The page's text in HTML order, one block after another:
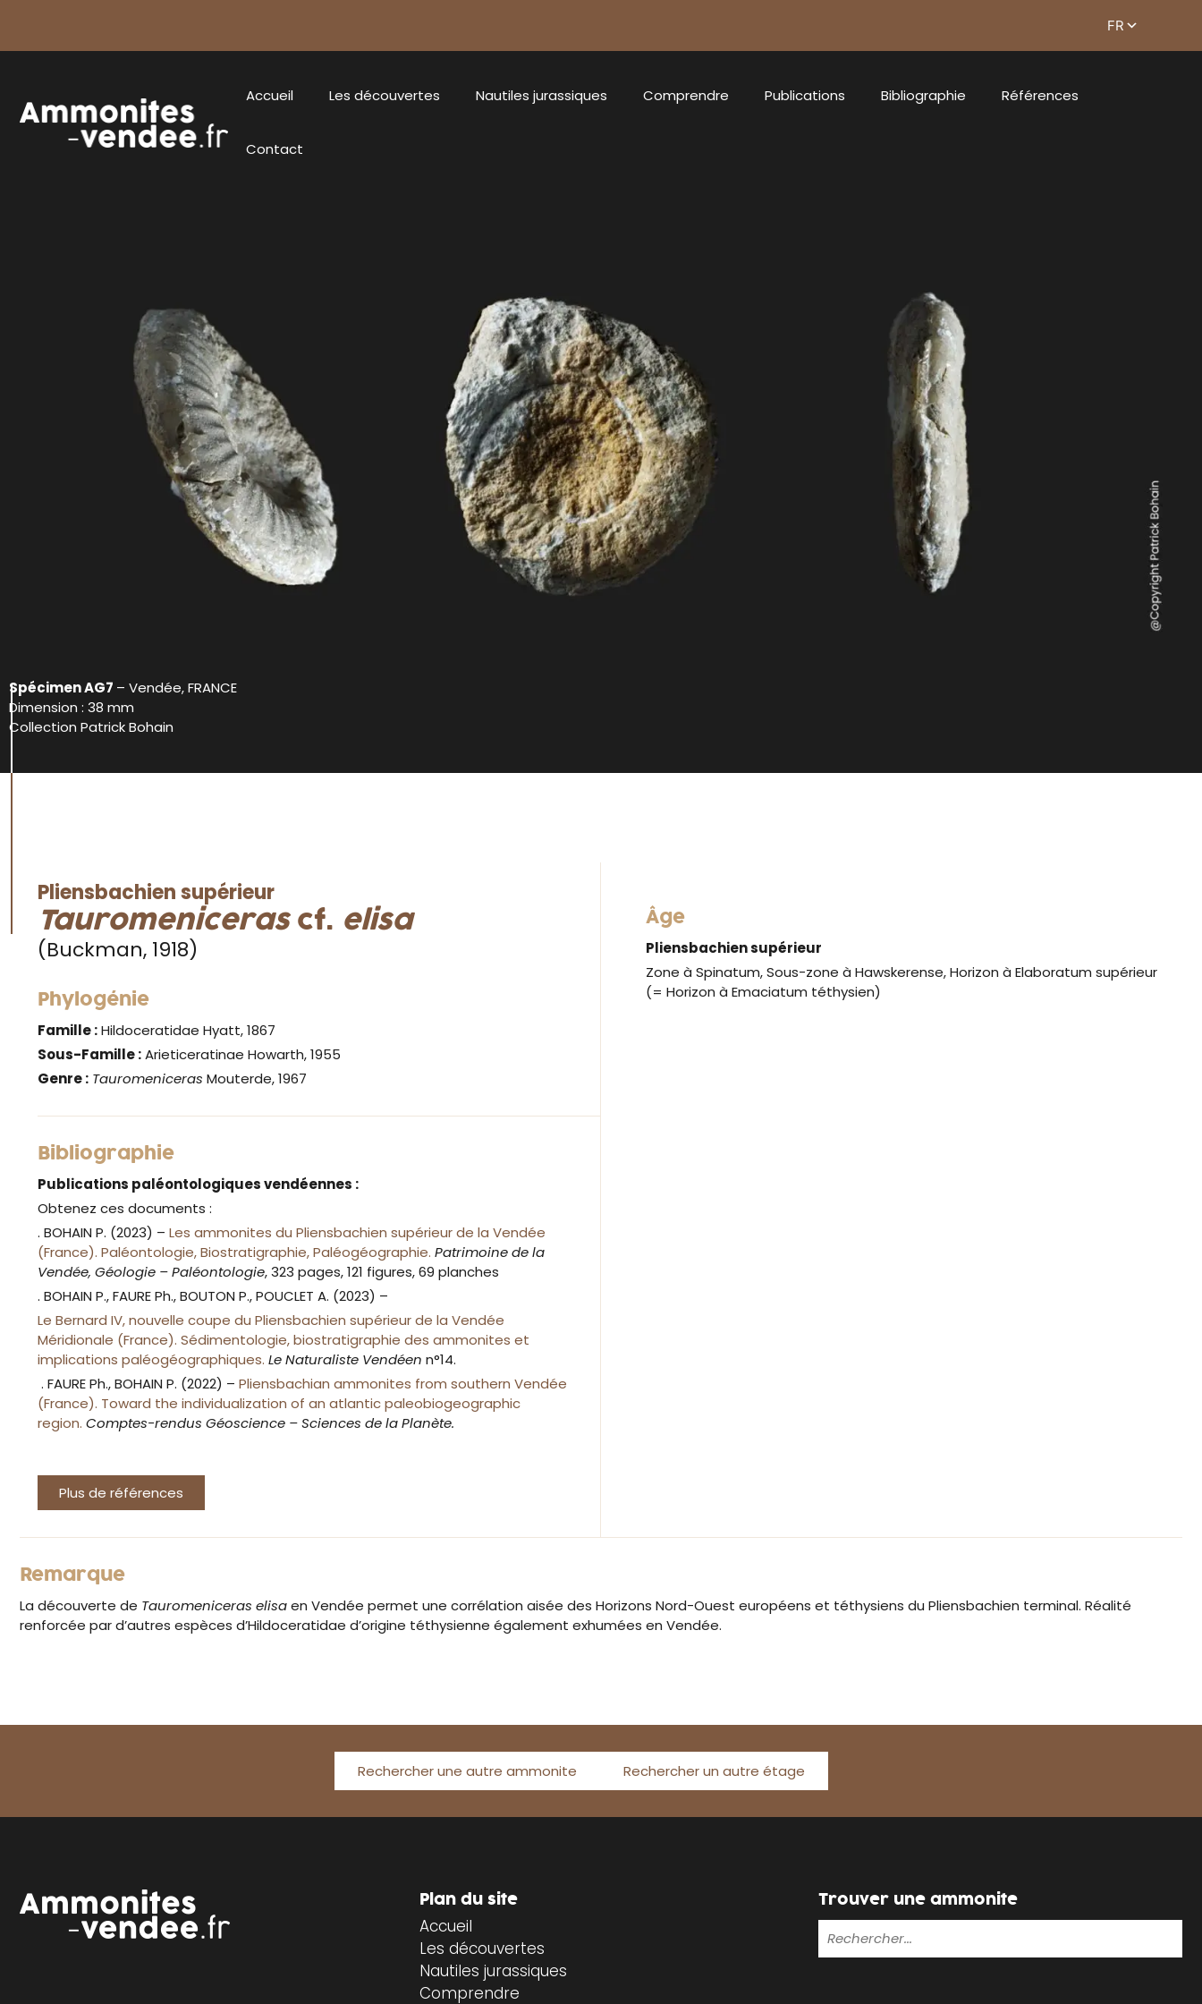
Accueil Les découvertes Nautiles jurassiques Comprendre Publications Bibliographie Références
Contact
Spécimen AG7 – Vendée, FRANCE
Dimension : 38 mm
Collection Patrick Bohain
Pliensbachien supérieur
Tauromenicerascf. elisa
(Buckman, 1918)
Phylogénie
Famille :Hildoceratidae Hyatt, 1867
Sous-Famille :Arieticeratinae Howarth, 1955
Genre : Tauromeniceras Mouterde, 1967
Bibliographie
Publications paléontologiques vendéennes :
Obtenez ces documents :
. BOHAIN P. (2023) – Les ammonites du Pliensbachien supérieur de la Vendée
(France). Paléontologie, Biostratigraphie, Paléogéographie. Patrimoine de la
Vendée, Géologie – Paléontologie, 323 pages, 121 figures, 69 planches
. BOHAIN P., FAURE Ph., BOUTON P., POUCLET A. (2023) –
Le Bernard IV, nouvelle coupe du Pliensbachien supérieur de la Vendée
Méridionale (France). Sédimentologie, biostratigraphie des ammonites et
implications paléogéographiques. Le Naturaliste Vendéen n°14.
. FAURE Ph., BOHAIN P. (2022) – Pliensbachian ammonites from southern Vendée
(France). Toward the individualization of an atlantic paleobiogeographic
region. Comptes-rendus Géoscience – Sciences de la Planète.
Plus de références
Âge
Pliensbachien supérieur
Zone à Spinatum, Sous-zone à Hawskerense, Horizon à Elaboratum supérieur
(= Horizon à Emaciatum téthysien)
Remarque
La découverte de Tauromeniceras elisaen Vendée permet une corrélation aisée des Horizons Nord-Ouest européens et téthysiens du Pliensbachien terminal. Réalité
renforcée par d’autres espèces d’Hildoceratidae d’origine téthysienne également exhumées en Vendée.
Rechercher une autre ammonite Rechercher un autre étage
Plan du site
Accueil
Les découvertes
Nautiles jurassiques
Comprendre
Trouver une ammonite